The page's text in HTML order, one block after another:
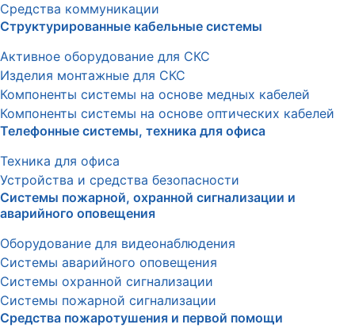
Средства коммуникации
Структурированные кабельные системы
Активное оборудование для СКС
Изделия монтажные для СКС
Компоненты системы на основе медных кабелей
Компоненты системы на основе оптических кабелей
Телефонные системы, техника для офиса
Техника для офиса
Устройства и средства безопасности
Системы пожарной, охранной сигнализации и
аварийного оповещения
Оборудование для видеонаблюдения
Системы аварийного оповещения
Системы охранной сигнализации
Системы пожарной сигнализации
Средства пожаротушения и первой помощи